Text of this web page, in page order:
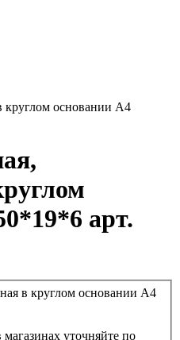
круглом основании А4
арт.
уточняйте по